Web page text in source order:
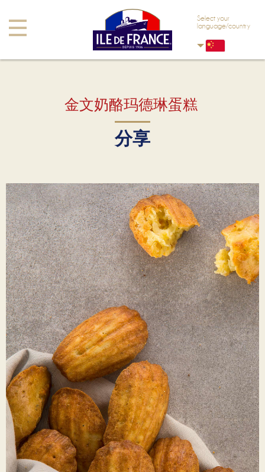
Toggle
navigation
Select your
language/country
金文奶酪玛德琳蛋糕
分享